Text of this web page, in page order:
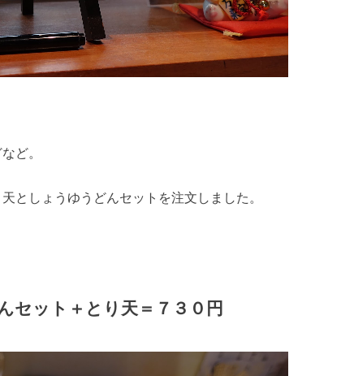
ど。
としょうゆうどんセットを注文しました。
セット＋とり天＝７３０円